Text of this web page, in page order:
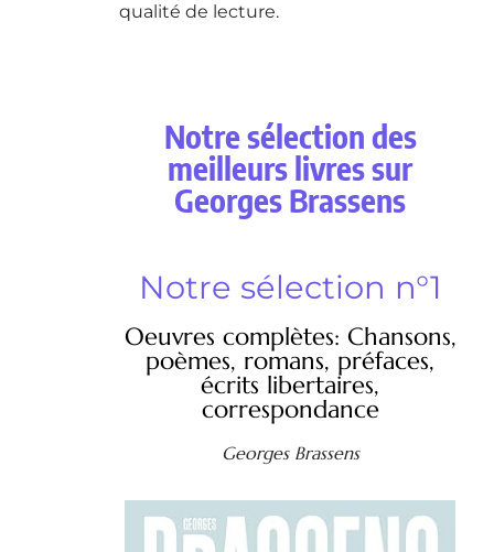
qualité de lecture.
Notre sélection des
meilleurs livres sur
Georges Brassens
Notre sélection n°1
Oeuvres complètes: Chansons,
poèmes, romans, préfaces,
écrits libertaires,
correspondance
Georges Brassens